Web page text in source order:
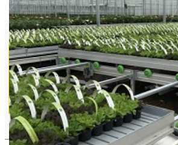
Floragard
Drugi Proizvodi od Floragard